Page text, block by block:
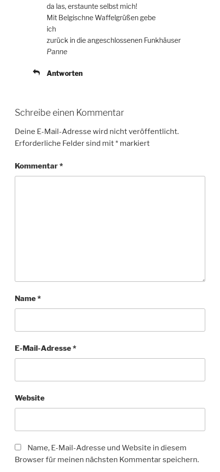
da las, erstaunte selbst mich!
Mit Belgischne Waffelgrüßen gebe
ich
zurück in die angeschlossenen Funkhäuser
Panne
Antworten
Schreibe einen Kommentar
Deine E-Mail-Adresse wird nicht veröffentlicht.
Erforderliche Felder sind mit* markiert
Kommentar*
Name*
E-Mail-Adresse*
Website
Name, E-Mail-Adresse und Website in diesem
Browser für meinen nächsten Kommentar speichern.